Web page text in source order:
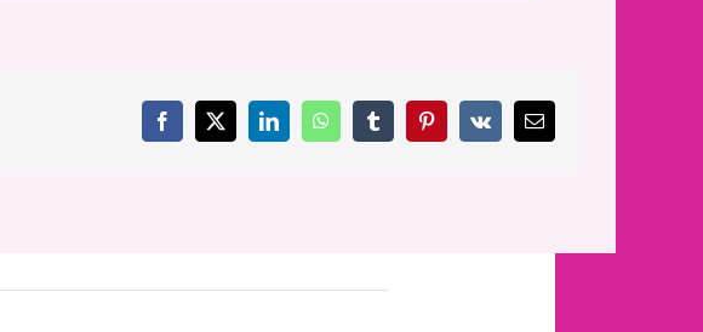
Facebook
X LinkedInWhatsAppTumblrPinterest
Vk Email